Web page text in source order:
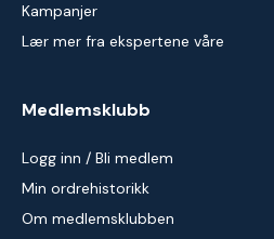
Kampanjer
Lær mer fra ekspertene våre
Medlemsklubb
Logg inn / Bli medlem
Min ordrehistorikk
Om medlemsklubben